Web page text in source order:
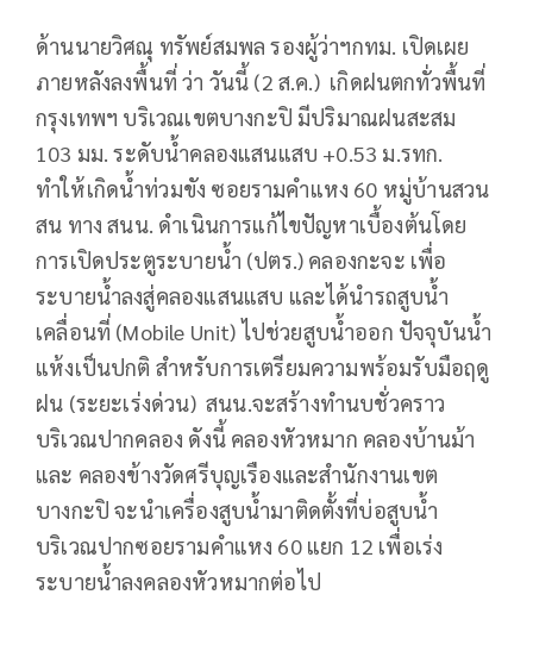
ด้านนายวิศณุ ทรัพย์สมพล รองผู้ว่าฯกทม. เปิดเผย
ภายหลังลงพื้นที่ ว่า วันนี้ (2 ส.ค.) เกิดฝนตกทั่วพื้นที่
กรุงเทพฯ บริเวณเขตบางกะปิ มีปริมาณฝนสะสม
103 มม. ระดับน้ำคลองแสนแสบ +0.53 ม.รทก.
ทำให้เกิดน้ำท่วมขัง ซอยรามคำแหง 60 หมู่บ้านสวน
สน ทาง สนน. ดำเนินการแก้ไขปัญหาเบื้องต้นโดย
การเปิดประตูระบายน้ำ (ปตร.) คลองกะจะ เพื่อ
ระบายน้ำลงสู่คลองแสนแสบ และได้นำรถสูบน้ำ
เคลื่อนที่ (Mobile Unit) ไปช่วยสูบน้ำออก ปัจจุบันน้ำ
แห้งเป็นปกติ สำหรับการเตรียมความพร้อมรับมือฤดู
ฝน (ระยะเร่งด่วน) สนน.จะสร้างทำนบชั่วคราว
บริเวณปากคลอง ดังนี้ คลองหัวหมาก คลองบ้านม้า
และ คลองข้างวัดศรีบุญเรืองและสำนักงานเขต
บางกะปิ จะนำเครื่องสูบน้ำมาติดตั้งที่บ่อสูบน้ำ
บริเวณปากซอยรามคำแหง 60 แยก 12 เพื่อเร่ง
ระบายน้ำลงคลองหัวหมากต่อไป